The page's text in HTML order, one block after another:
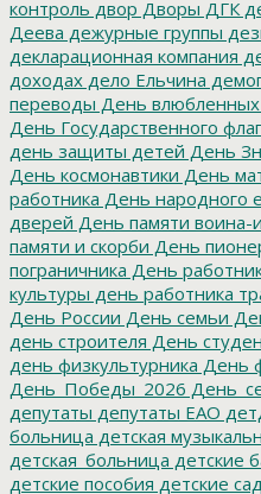
контроль двор Дворы ДГК
Деева дежурные группы
декларационная компания
доходах дело Ельчина
переводы День влюбленных
День Государственного
день защиты детей День
День космонавтики День
работника День народного
дверей День памяти воина-
памяти и скорби День
пограничника День
культуры день работника
День России День семьи
день строителя День
день физкультурника День
День_Победы_2026
депутаты депутаты ЕАО
больница детская
детская_больница детские
детские пособия детские